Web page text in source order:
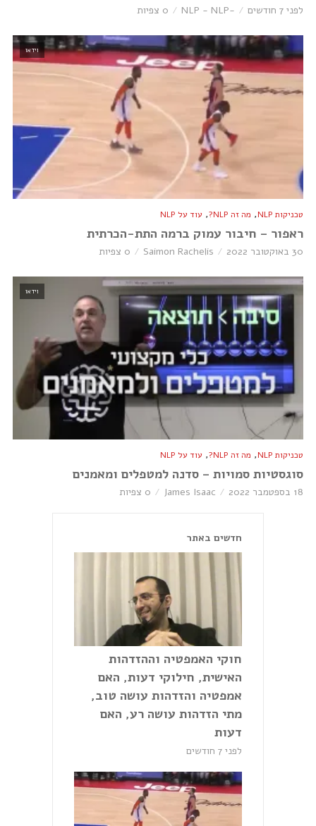
לפני 7 חודשים -NLP - NLP 0 צפיות
וידאו
טכניקות NLP , מה זה NLP? , עוד על NLP
ראפור – חיבור עמוק ברמה התת-הכרתית
30 באוקטובר 2022 Saimon Rachelis 0 צפיות
וידאו
טכניקות NLP , מה זה NLP? , עוד על NLP
סוגסטיות סמויות – סדנה למטפלים ומאמנים
18 בספטמבר 2022 James Isaac 0 צפיות
חדשים באתר
חוקי האמפטיה וההזדהות
האישית, חילוקי דעות, האם
אמפטיה והזדהות עושה טוב,
מתי הזדהות עושה רע, האם
דעות
לפני 7 חודשים